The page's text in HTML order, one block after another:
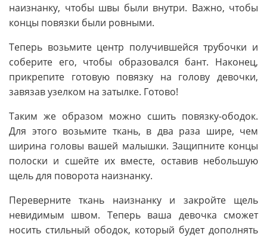
наизнанку, чтобы швы были внутри. Важно, чтобы
концы повязки были ровными.
Теперь возьмите центр получившейся трубочки и
соберите его, чтобы образовался бант. Наконец,
прикрепите готовую повязку на голову девочки,
завязав узелком на затылке. Готово!
Таким же образом можно сшить повязку-ободок.
Для этого возьмите ткань, в два раза шире, чем
ширина головы вашей малышки. Защипните концы
полоски и сшейте их вместе, оставив небольшую
щель для поворота наизнанку.
Переверните ткань наизнанку и закройте щель
невидимым швом. Теперь ваша девочка сможет
носить стильный ободок, который будет дополнять